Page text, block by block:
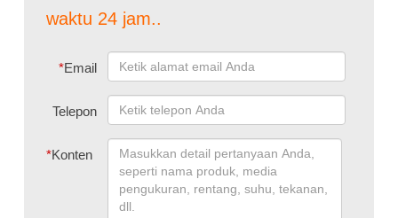
waktu 24 jam..
*Email
Telepon
*Konten